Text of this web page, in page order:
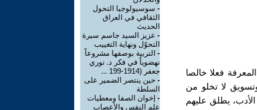
فعلا خالصا
لا تخلو من
يطلق عليهم
- سوسيولوجيا التحول
الثقافي في العراق
الحديث
- عزيز السيد جاسم سيرة
التحوّل ونهاية التغييب
- التربية بوصفها مشروعاً
نهضوياً في فكر د. نوري
جعفر (1914-199 ...
- حين ينتصر الضمير على
السلطة
- إخوان الصفا ومعطيات
علم النفس والأعصاب